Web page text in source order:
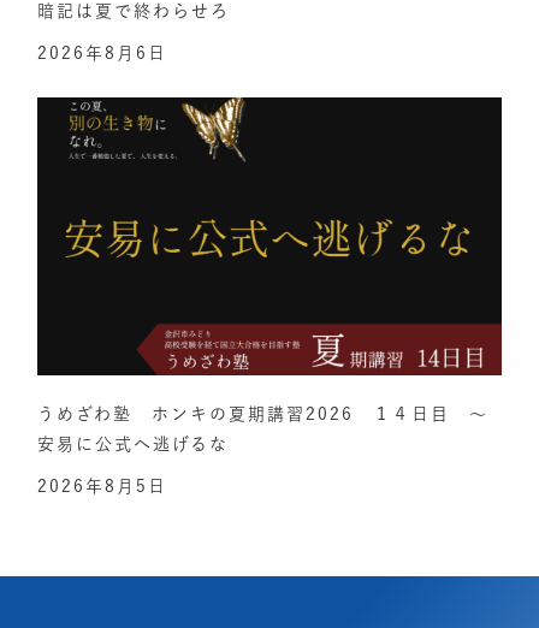
暗記は夏で終わらせろ
2026年8月6日
うめざわ塾 ホンキの夏期講習2026 １４日目 ～
安易に公式へ逃げるな
2026年8月5日